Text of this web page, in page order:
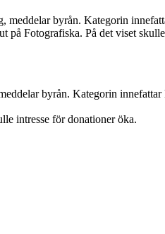
byrån. Kategorin
på Fotografiska. På det viset
byrån. Kategorin
intresse för donationer öka.